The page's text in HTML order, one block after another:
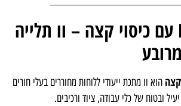
Block Hook עם כיסוי קצה – וו תלייה
הוא וו מתכת ייעודי ללוחות מחוררים בעלי חורים
ובטוח של כלי עבודה, ציוד ורכיבים.